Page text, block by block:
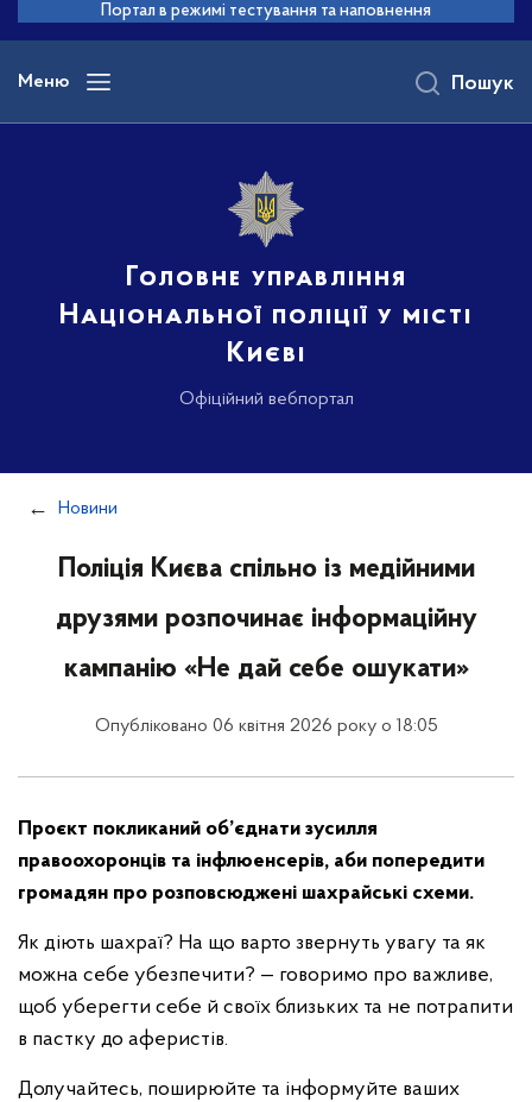
основного
вмісту
Портал в режимі тестування та наповнення
Меню
Головне управління
Національної поліції у місті
Києві
Офіційний вебпортал
Пошук
Новини
Поліція Києва спільно із медійними
друзями розпочинає інформаційну
кампанію «Не дай себе ошукати»
Опубліковано 06 квітня 2026 року о 18:05
Проєкт покликаний об’єднати зусилля
правоохоронців та інфлюенсерів, аби попередити
громадян про розповсюджені шахрайські схеми.
Як діють шахраї? На що варто звернуть увагу та як
можна себе убезпечити? — говоримо про важливе,
щоб уберегти себе й своїх близьких та не потрапити
в пастку до аферистів.
Долучайтесь, поширюйте та інформуйте ваших